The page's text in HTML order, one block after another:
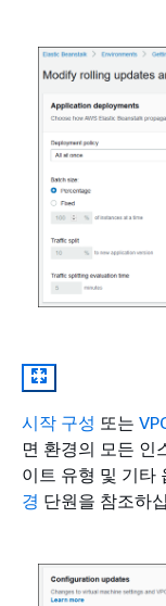
시작 구성 또는
면 환경의 모든 인
이트 유형 및 기타
경 단원을 참조하